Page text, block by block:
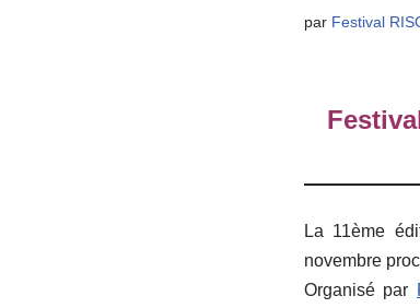
par Festival
La 11ème
novembre
Organisé par